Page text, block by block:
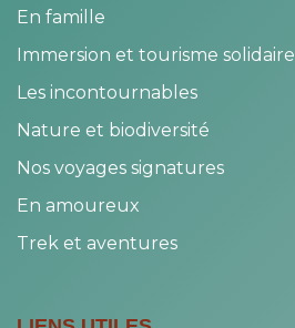
En famille
Immersion et tourisme solidaire
Les incontournables
Nature et biodiversité
Nos voyages signatures
En amoureux
Trek et aventures